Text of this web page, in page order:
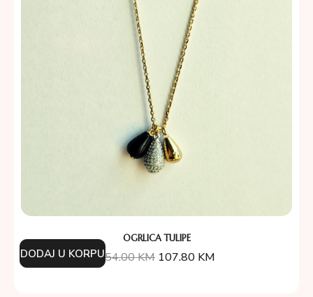
OGRLICA TULIPE
154.00KM 107.80 KM
DODAJ U KORPU